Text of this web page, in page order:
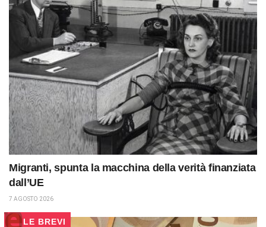
Migranti, spunta la macchina della verità finanziata
dall’UE
7 AGOSTO 2026
LE BREVI